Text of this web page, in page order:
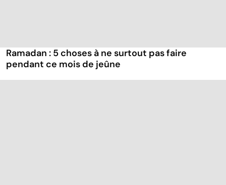
Ramadan : 5 choses à ne surtout pas faire
pendant ce mois de jeûne